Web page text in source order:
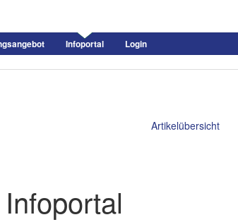
Infoportal Login
Artikelübersicht